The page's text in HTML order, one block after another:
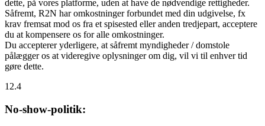
dette, på vores platforme, uden at have de nødvendige rettigheder.
Såfremt, R2N har omkostninger forbundet med din udgivelse, fx
krav fremsat mod os fra et spisested eller anden tredjepart, acceptere
du at kompensere os for alle omkostninger.
Du accepterer yderligere, at såfremt myndigheder / domstole
pålægger os at videregive oplysninger om dig, vil vi til enhver tid
gøre dette.
12.4
No-show-politik: